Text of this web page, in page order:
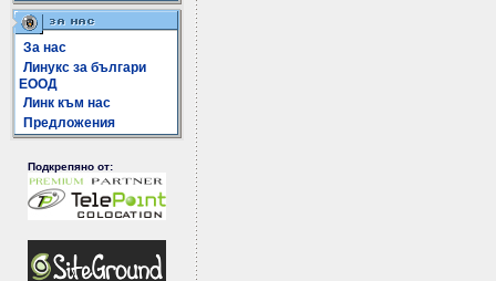
За нас
Линукс за българи
ЕООД
Линк към нас
Предложения
Подкрепяно от: